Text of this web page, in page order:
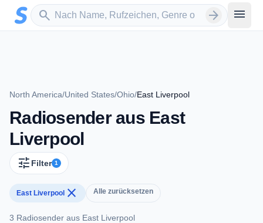
Zum Hauptinhalt springen
search
Sender suchen arrow_forward menu
North America/United States/Ohio/East Liverpool
Radiosender aus East
Liverpool
tune Filter 1
East Liverpool close Alle zurücksetzen
3 Radiosender aus East Liverpool